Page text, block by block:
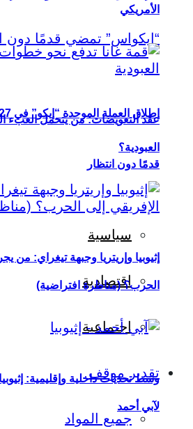
قدمًا دون انتظار
سياسية
اقتصادية
اجتماعية
تقدير موقف
جميع المواد
الأمريكي
عقد التعويضات: من يتحمل العبء
العبودية؟
إثيوبيا وإريتريا وجبهة تيغراي: من
الحرب؟ (مناظرة افتراضية)
وسط تحديات داخلية وإقليمية:
لآبي أحمد